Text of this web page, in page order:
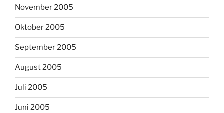
November 2005
Oktober 2005
September 2005
August 2005
Juli 2005
Juni 2005